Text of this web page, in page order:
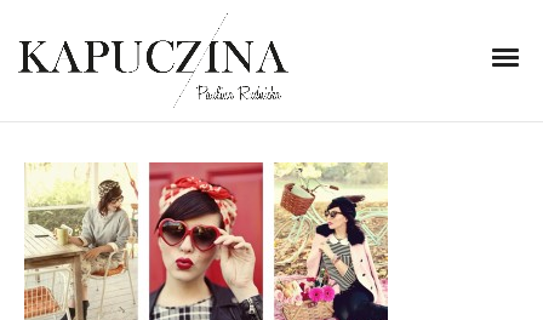
21 listopada 2013
Keiko Lynn
Written by